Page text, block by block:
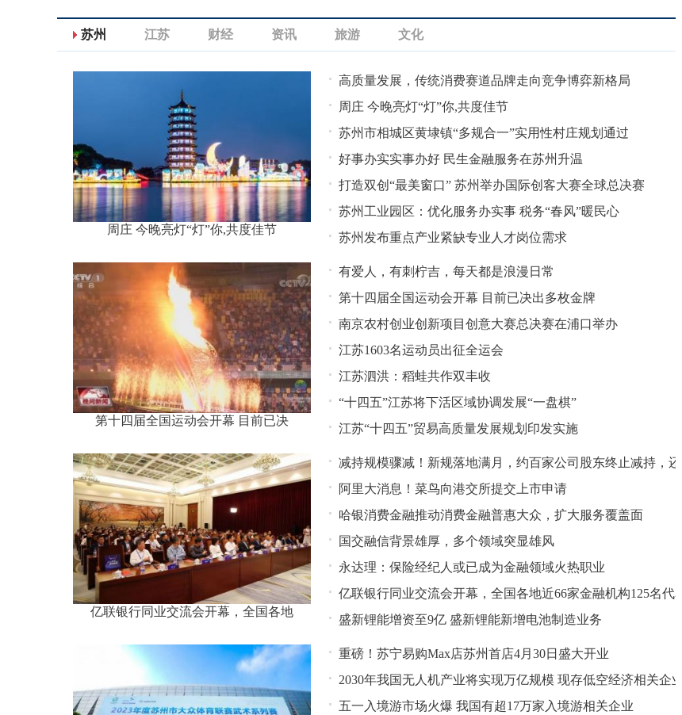
苏州 江苏 财经 资讯 旅游 文化
周庄 今晚亮灯“灯”你,共度佳节
高质量发展，传统消费赛道品牌走向竞争博弈新格局
周庄 今晚亮灯“灯”你,共度佳节
苏州市相城区黄埭镇“多规合一”实用性村庄规划通过
好事办实实事办好 民生金融服务在苏州升温
打造双创“最美窗口” 苏州举办国际创客大赛全球总决赛
苏州工业园区：优化服务办实事 税务“春风”暖民心
苏州发布重点产业紧缺专业人才岗位需求
第十四届全国运动会开幕 目前已决
有爱人，有刺柠吉，每天都是浪漫日常
第十四届全国运动会开幕 目前已决出多枚金牌
南京农村创业创新项目创意大赛总决赛在浦口举办
江苏1603名运动员出征全运会
江苏泗洪：稻蛙共作双丰收
“十四五”江苏将下活区域协调发展“一盘棋”
江苏“十四五”贸易高质量发展规划印发实施
亿联银行同业交流会开幕，全国各地
减持规模骤减！新规落地满月，约百家公司股东终止减持，还
有更多
阿里大消息！菜鸟向港交所提交上市申请
哈银消费金融推动消费金融普惠大众，扩大服务覆盖面
国交融信背景雄厚，多个领域突显雄风
永达理：保险经纪人或已成为金融领域火热职业
亿联银行同业交流会开幕，全国各地近66家金融机构125名代表
盛新锂能增资至9亿 盛新锂能新增电池制造业务
重磅！苏宁易购Max店苏州首店4月30日盛大开业
2030年我国无人机产业将实现万亿规模 现存低空经济相关企业
五一入境游市场火爆 我国有超17万家入境游相关企业